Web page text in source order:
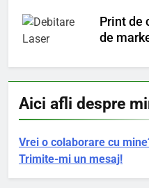
Print de
de
Aici afli despre
Vrei o colaborare cu
Trimite-mi un mesaj!